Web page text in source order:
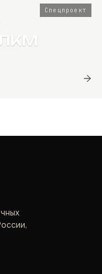
Спецпроект